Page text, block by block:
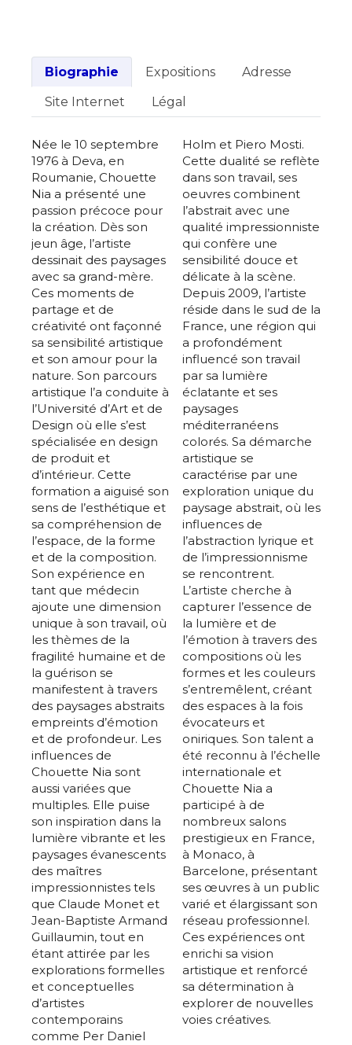
Biographie Expositions
Adresse
Site Internet
Légal
Née le 10 septembre
1976 à Deva, en
Roumanie, Chouette
Nia a présenté une
passion précoce pour
la création. Dès son
jeun âge, l’artiste
dessinait des paysages
avec sa grand-mère.
Ces moments de
partage et de
créativité ont façonné
sa sensibilité artistique
et son amour pour la
nature. Son parcours
artistique l’a conduite à
l’Université d’Art et de
Design où elle s’est
spécialisée en design
de produit et
d’intérieur. Cette
formation a aiguisé son
sens de l’esthétique et
sa compréhension de
l’espace, de la forme
et de la composition.
Son expérience en
tant que médecin
ajoute une dimension
unique à son travail, où
les thèmes de la
fragilité humaine et de
la guérison se
manifestent à travers
des paysages abstraits
empreints d’émotion
et de profondeur. Les
influences de
Chouette Nia sont
aussi variées que
multiples. Elle puise
son inspiration dans la
lumière vibrante et les
paysages évanescents
des maîtres
impressionnistes tels
que Claude Monet et
Jean-Baptiste Armand
Guillaumin, tout en
étant attirée par les
explorations formelles
et conceptuelles
d’artistes
contemporains
comme Per Daniel
Holm et Piero Mosti.
Cette dualité se reflète
dans son travail, ses
oeuvres combinent
l’abstrait avec une
qualité impressionniste
qui confère une
sensibilité douce et
délicate à la scène.
Depuis 2009, l’artiste
réside dans le sud de la
France, une région qui
a profondément
influencé son travail
par sa lumière
éclatante et ses
paysages
méditerranéens
colorés. Sa démarche
artistique se
caractérise par une
exploration unique du
paysage abstrait, où les
influences de
l’abstraction lyrique et
de l’impressionnisme
se rencontrent.
L’artiste cherche à
capturer l’essence de
la lumière et de
l’émotion à travers des
compositions où les
formes et les couleurs
s’entremêlent, créant
des espaces à la fois
évocateurs et
oniriques. Son talent a
été reconnu à l’échelle
internationale et
Chouette Nia a
participé à de
nombreux salons
prestigieux en France,
à Monaco, à
Barcelone, présentant
ses œuvres à un public
varié et élargissant son
réseau professionnel.
Ces expériences ont
enrichi sa vision
artistique et renforcé
sa détermination à
explorer de nouvelles
voies créatives.